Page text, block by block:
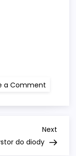
a Comment
ładowarkę
Post
Next
do diody